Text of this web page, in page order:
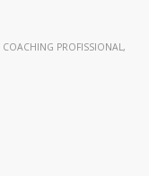
COACHING PROFISSIONAL,